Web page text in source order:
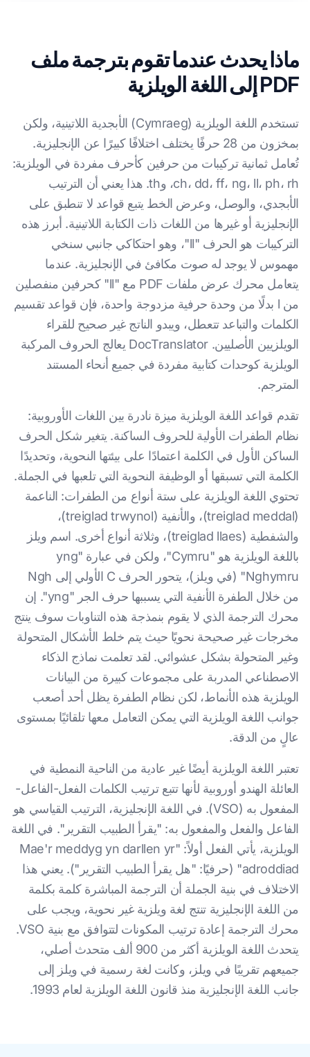
ماذا يحدث عندما تقوم بترجمة ملف
PDF إلى اللغة الويلزية
تستخدم اللغة الويلزية (Cymraeg) الأبجدية اللاتينية، ولكن
بمخزون من 28 حرفًا يختلف اختلافًا كبيرًا عن الإنجليزية.
تُعامل ثمانية تركيبات من حرفين كأحرف مفردة في الويلزية:
ch، dd، ff، ng، ll، ph، rh، وth. هذا يعني أن الترتيب
الأبجدي، والوصل، وعرض الخط يتبع قواعد لا تنطبق على
الإنجليزية أو غيرها من اللغات ذات الكتابة اللاتينية. أبرز هذه
التركيبات هو الحرف "ll"، وهو احتكاكي جانبي سنخي
مهموس لا يوجد له صوت مكافئ في الإنجليزية. عندما
يتعامل محرك عرض ملفات PDF مع "ll" كحرفين منفصلين
من l بدلًا من وحدة حرفية مزدوجة واحدة، فإن قواعد تقسيم
الكلمات والتباعد تتعطل، ويبدو الناتج غير صحيح للقراء
الويلزيين الأصليين. DocTranslator يعالج الحروف المركبة
الويلزية كوحدات كتابية مفردة في جميع أنحاء المستند
المترجم.
تقدم قواعد اللغة الويلزية ميزة نادرة بين اللغات الأوروبية:
نظام الطفرات الأولية للحروف الساكنة. يتغير شكل الحرف
الساكن الأول في الكلمة اعتمادًا على بيئتها النحوية، وتحديدًا
الكلمة التي تسبقها أو الوظيفة النحوية التي تلعبها في الجملة.
تحتوي اللغة الويلزية على ستة أنواع من الطفرات: الناعمة
(treiglad meddal)، والأنفية (treiglad trwynol)،
والشفطية (treiglad llaes)، وثلاثة أنواع أخرى. اسم ويلز
باللغة الويلزية هو "Cymru"، ولكن في عبارة "yng
Nghymru" (في ويلز)، يتحور الحرف C الأولي إلى Ngh
من خلال الطفرة الأنفية التي يسببها حرف الجر "yng". إن
محرك الترجمة الذي لا يقوم بنمذجة هذه التناوبات سوف ينتج
مخرجات غير صحيحة نحويًا حيث يتم خلط الأشكال المتحولة
وغير المتحولة بشكل عشوائي. لقد تعلمت نماذج الذكاء
الاصطناعي المدربة على مجموعات كبيرة من البيانات
الويلزية هذه الأنماط، لكن نظام الطفرة يظل أحد أصعب
جوانب اللغة الويلزية التي يمكن التعامل معها تلقائيًا بمستوى
عالٍ من الدقة.
تعتبر اللغة الويلزية أيضًا غير عادية من الناحية النمطية في
العائلة الهندو أوروبية لأنها تتبع ترتيب الكلمات الفعل-الفاعل-
المفعول به (VSO). في اللغة الإنجليزية، الترتيب القياسي هو
الفاعل والفعل والمفعول به: "يقرأ الطبيب التقرير". في اللغة
الويلزية، يأتي الفعل أولاً: "Mae'r meddyg yn darllen yr
adroddiad" (حرفيًا: "هل يقرأ الطبيب التقرير"). يعني هذا
الاختلاف في بنية الجملة أن الترجمة المباشرة كلمة بكلمة
من اللغة الإنجليزية تنتج لغة ويلزية غير نحوية، ويجب على
محرك الترجمة إعادة ترتيب المكونات لتتوافق مع بنية VSO.
يتحدث اللغة الويلزية أكثر من 900 ألف متحدث أصلي،
جميعهم تقريبًا في ويلز، وكانت لغة رسمية في ويلز إلى
جانب اللغة الإنجليزية منذ قانون اللغة الويلزية لعام 1993.